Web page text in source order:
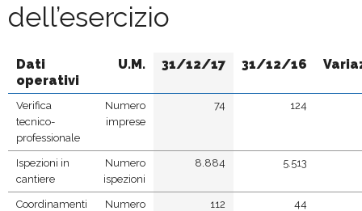
dell’esercizio
Dati
operativi
U.M. 31/12/17 31/12/16
Verifica
tecnico-
professionale
Numero
imprese
74 124
Ispezioni in
cantiere
Numero
ispezioni
8.884 5.513
Coordinamenti
Numero
112 44